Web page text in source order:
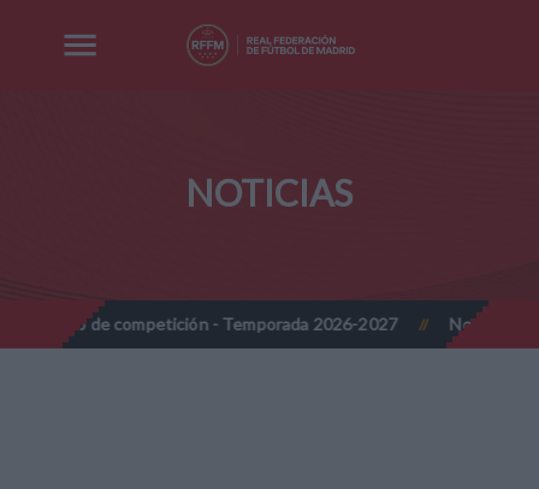
NOTICIAS
competición - Temporada 2026-2027 // Nota Informativa